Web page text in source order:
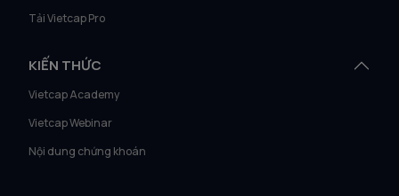
Tải Vietcap Pro
KIẾN THỨC
Vietcap Academy
Vietcap Webinar
Nội dung chứng khoán